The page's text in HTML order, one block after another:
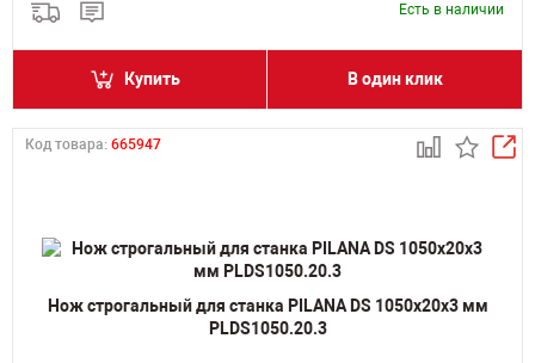
Есть в наличии
Купить В один клик
Код товара: 665947
Нож строгальный для станка PILANA DS 1050х20х3 мм
PLDS1050.20.3